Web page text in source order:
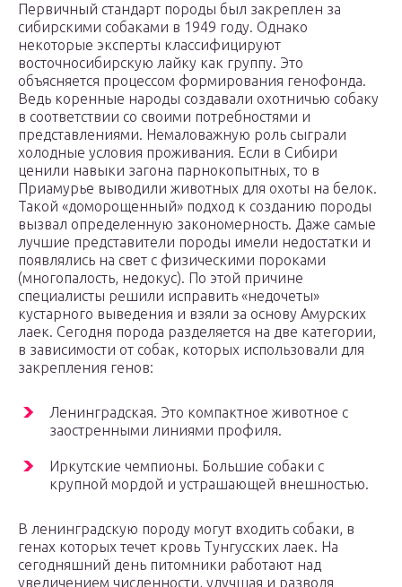
Первичный стандарт породы был закреплен за
сибирскими собаками в 1949 году. Однако
некоторые эксперты классифицируют
восточносибирскую лайку как группу. Это
объясняется процессом формирования генофонда.
Ведь коренные народы создавали охотничью собаку
в соответствии со своими потребностями и
представлениями. Немаловажную роль сыграли
холодные условия проживания. Если в Сибири
ценили навыки загона парнокопытных, то в
Приамурье выводили животных для охоты на белок.
Такой «доморощенный» подход к созданию породы
вызвал определенную закономерность. Даже самые
лучшие представители породы имели недостатки и
появлялись на свет с физическими пороками
(многопалость, недокус). По этой причине
специалисты решили исправить «недочеты»
кустарного выведения и взяли за основу Амурских
лаек. Сегодня порода разделяется на две категории,
в зависимости от собак, которых использовали для
закрепления генов:
Ленинградская. Это компактное животное с
заостренными линиями профиля.
Иркутские чемпионы. Большие собаки с
крупной мордой и устрашающей внешностью.
В ленинградскую породу могут входить собаки, в
генах которых течет кровь Тунгусских лаек. На
сегодняшний день питомники работают над
увеличением численности, улучшая и разводя